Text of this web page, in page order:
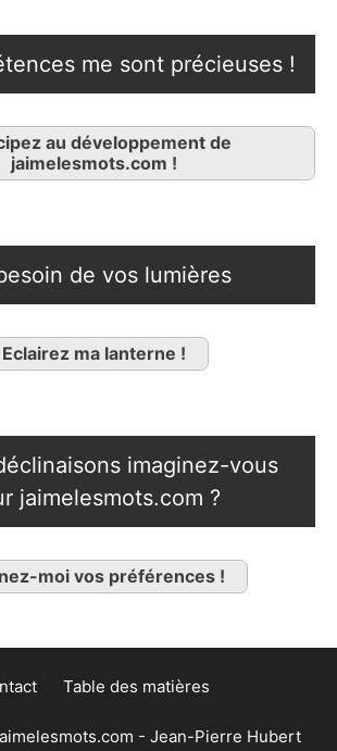
me sont précieuses !
au développement de
jaimelesmots.com !
de vos lumières
Eclairez ma lanterne !
imaginez-vous
jaimelesmots.com ?
moi vos préférences !
Table des matières
- Jean-Pierre Hubert